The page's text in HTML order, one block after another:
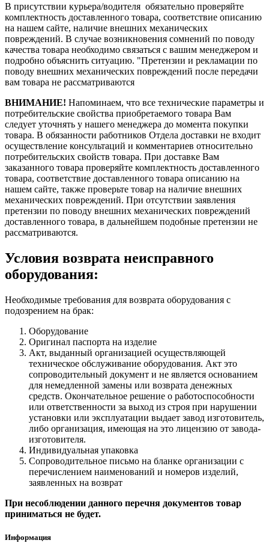
В присутствии курьера/водителя обязательно проверяйте
комплектность доставленного товара, соответствие описанию
на нашем сайте, наличие внешних механических
повреждений. В случае возникновения сомнений по поводу
качества товара необходимо связаться с вашим менеджером и
подробно объяснить ситуацию. "Претензии и рекламации по
поводу внешних механических повреждений после передачи
вам товара не рассматриваются
ВНИМАНИЕ! Напоминаем, что все технические параметры и
потребительские свойства приобретаемого товара Вам
следует уточнять у нашего менеджера до момента покупки
товара. В обязанности работников Отдела доставки не входит
осуществление консультаций и комментариев относительно
потребительских свойств товара. При доставке Вам
заказанного товара проверяйте комплектность доставленного
товара, соответствие доставленного товара описанию на
нашем сайте, также проверьте товар на наличие внешних
механических повреждений. При отсутствии заявления
претензии по поводу внешних механических повреждений
доставленного товара, в дальнейшем подобные претензии не
рассматриваются.
Условия возврата неисправного
оборудования:
Необходимые требования для возврата оборудования с
подозрением на брак:
Оборудование
Оригинал паспорта на изделие
Акт, выданный организацией осуществляющей
техническое обслуживание оборудования. Акт это
сопроводительный документ и не является основанием
для немедленной замены или возврата денежных
средств. Окончательное решение о работоспособности
или ответственности за выход из строя при нарушении
установки или эксплуатации выдает завод изготовитель,
либо организация, имеющая на это лицензию от завода-
изготовителя.
Индивидуальная упаковка
Сопроводительное письмо на бланке организации с
перечислением наименований и номеров изделий,
заявленных на возврат
При несоблюдении данного перечня документов товар
приниматься не будет.
Информация